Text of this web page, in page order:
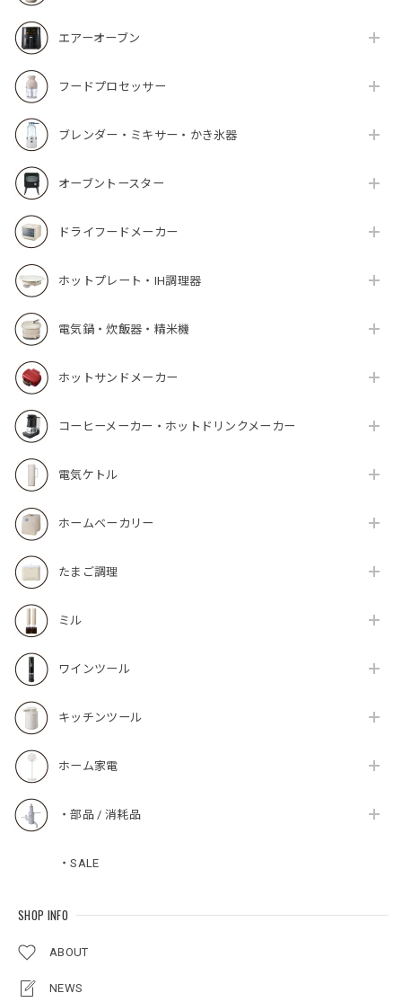
エアーオーブン
フードプロセッサー
ブレンダー・ミキサー・かき氷器
オーブントースター
ドライフードメーカー
ホットプレート・IH調理器
電気鍋・炊飯器・精米機
ホットサンドメーカー
コーヒーメーカー・ホットドリンクメーカー
電気ケトル
ホームベーカリー
たまご調理
ミル
ワインツール
キッチンツール
ホーム家電
・部品 / 消耗品
・SALE
SHOP INFO
ABOUT
NEWS